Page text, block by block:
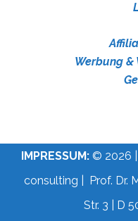
Werbung &
IMPRESSUM:© 2026 |
consulting | Prof. Dr.
Str. 3 | D